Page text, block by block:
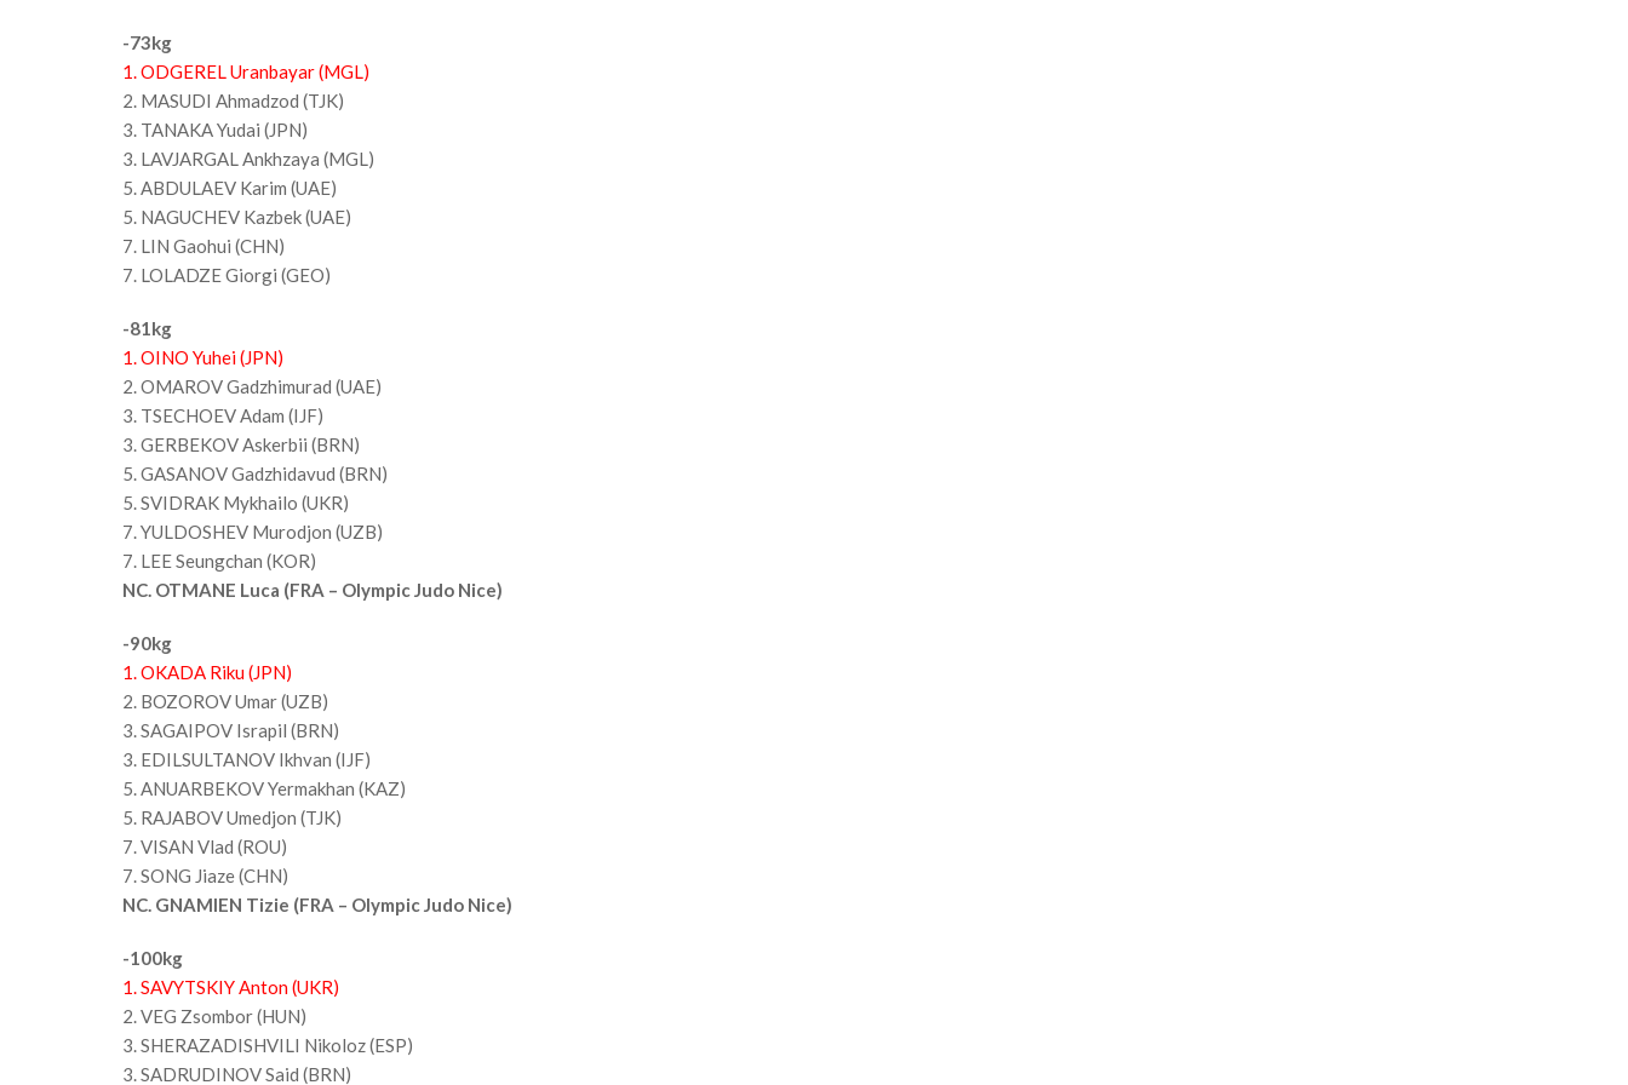
-73kg
1. ODGEREL Uranbayar (MGL)
2. MASUDI Ahmadzod (TJK)
3. TANAKA Yudai (JPN)
3. LAVJARGAL Ankhzaya (MGL)
5. ABDULAEV Karim (UAE)
5. NAGUCHEV Kazbek (UAE)
7. LIN Gaohui (CHN)
7. LOLADZE Giorgi (GEO)
-81kg
1. OINO Yuhei (JPN)
2. OMAROV Gadzhimurad (UAE)
3. TSECHOEV Adam (IJF)
3. GERBEKOV Askerbii (BRN)
5. GASANOV Gadzhidavud (BRN)
5. SVIDRAK Mykhailo (UKR)
7. YULDOSHEV Murodjon (UZB)
7. LEE Seungchan (KOR)
NC. OTMANE Luca (FRA – Olympic Judo Nice)
-90kg
1. OKADA Riku (JPN)
2. BOZOROV Umar (UZB)
3. SAGAIPOV Israpil (BRN)
3. EDILSULTANOV Ikhvan (IJF)
5. ANUARBEKOV Yermakhan (KAZ)
5. RAJABOV Umedjon (TJK)
7. VISAN Vlad (ROU)
7. SONG Jiaze (CHN)
NC. GNAMIEN Tizie (FRA – Olympic Judo Nice)
-100kg
1. SAVYTSKIY Anton (UKR)
2. VEG Zsombor (HUN)
3. SHERAZADISHVILI Nikoloz (ESP)
3. SADRUDINOV Said (BRN)